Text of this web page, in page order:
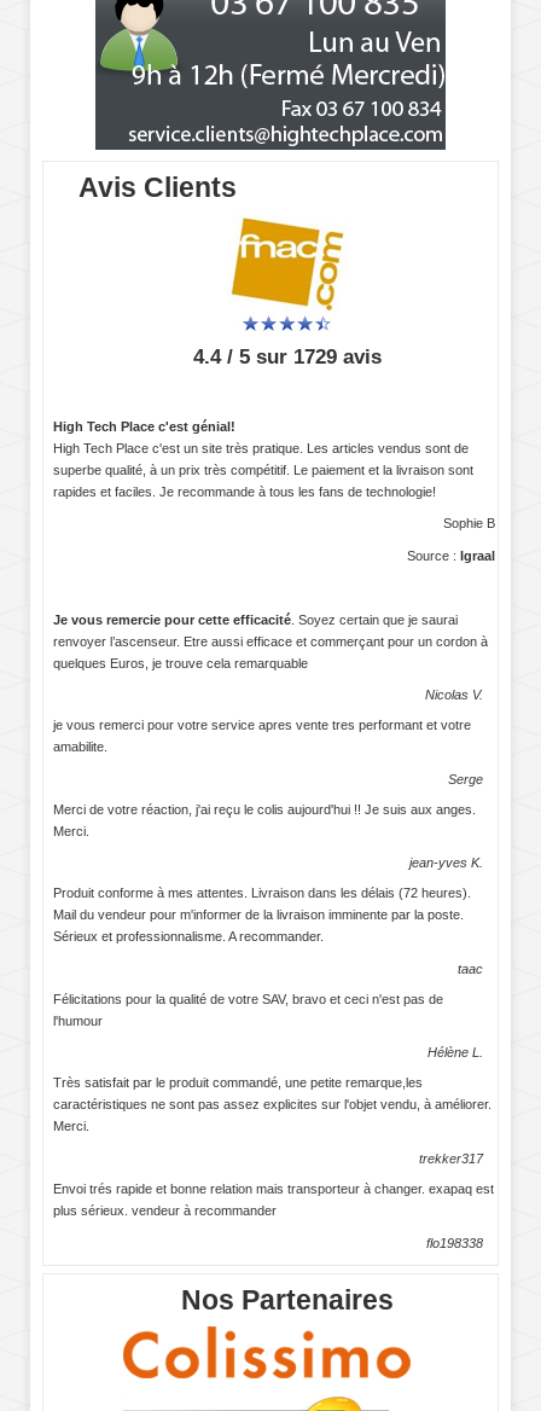
Avis Clients
4.4 / 5 sur 1729 avis
High Tech Place c'est génial!
High Tech Place c'est un site très pratique. Les articles vendus sont de
superbe qualité, à un prix très compétitif. Le paiement et la livraison sont
rapides et faciles. Je recommande à tous les fans de technologie!
Sophie B
Source : Igraal
Je vous remercie pour cette efficacité . Soyez certain que je saurai
renvoyer l’ascenseur. Etre aussi efficace et commerçant pour un cordon à
quelques Euros, je trouve cela remarquable
Nicolas V.
je vous remerci pour votre service apres vente tres performant et votre
amabilite.
Serge
Merci de votre réaction, j'ai reçu le colis aujourd'hui !! Je suis aux anges.
Merci.
jean-yves K.
Produit conforme à mes attentes. Livraison dans les délais (72 heures).
Mail du vendeur pour m'informer de la livraison imminente par la poste.
Sérieux et professionnalisme. A recommander.
taac
Félicitations pour la qualité de votre SAV, bravo et ceci n'est pas de
l'humour
Hélène L.
Très satisfait par le produit commandé, une petite remarque,les
caractéristiques ne sont pas assez explicites sur l'objet vendu, à améliorer.
Merci.
trekker317
Envoi trés rapide et bonne relation mais transporteur à changer. exapaq est
plus sérieux. vendeur à recommander
flo198338
Nos Partenaires